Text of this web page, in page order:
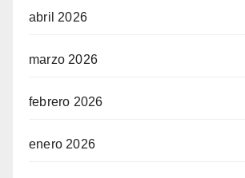
abril 2026
marzo 2026
febrero 2026
enero 2026